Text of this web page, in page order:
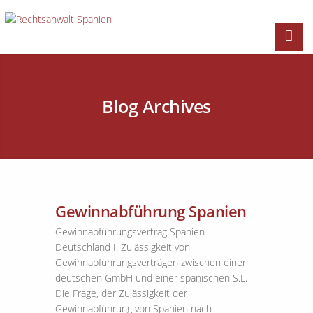
Blog Archives
Gewinnabführung Spanien
Gewinnabführungsvertrag Spanien –
Deutschland I. Zulässigkeit von
Gewinnabführungsverträgen zwischen einer
deutschen GmbH und einer spanischen S.L.
Die Frage, der Zulässigkeit der
Gewinnabführung von Spanien nach